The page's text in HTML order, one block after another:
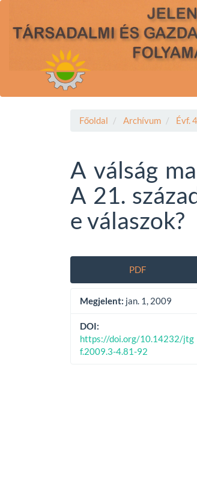
Main
Content
Sidebar
Főoldal Archívum Évf.
A válság
A 21.
e válaszok?
Article
Sidebar
PDF
Megjelent: jan. 1, 2009
DOI:
https://doi.org/10.14232/jtg
f.2009.3-4.81-92